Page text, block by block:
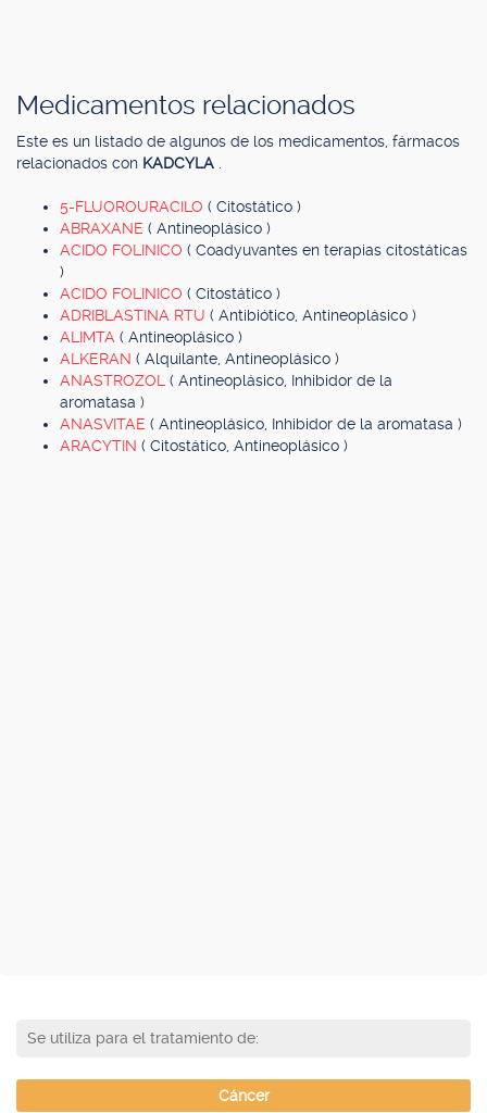
Medicamentos relacionados
Este es un listado de algunos de los medicamentos, fármacos
relacionados con KADCYLA
5-FLUOROURACILO ( Citostático )
ABRAXANE ( Antineoplásico )
ACIDO FOLINICO ( Coadyuvantes en terapias citostáticas
)
ACIDO FOLINICO ( Citostático )
ADRIBLASTINA RTU ( Antibiótico, Antineoplásico )
ALIMTA ( Antineoplásico )
ALKERAN ( Alquilante, Antineoplásico )
ANASTROZOL ( Antineoplásico, Inhibidor de la
aromatasa )
ANASVITAE ( Antineoplásico, Inhibidor de la aromatasa )
ARACYTIN ( Citostático, Antineoplásico )
Se utiliza para el tratamiento de:
Cáncer